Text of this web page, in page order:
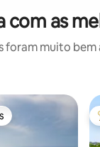
as
muito
dos hóspedes